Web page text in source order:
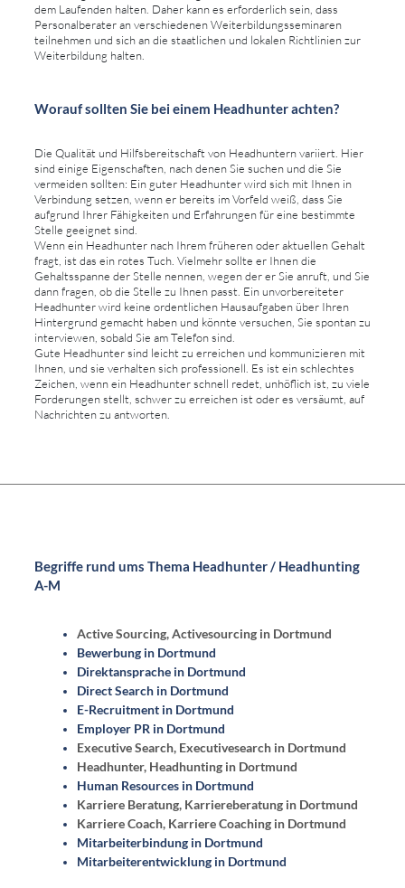
dem Laufenden halten. Daher kann es erforderlich sein, dass
Personalberater an verschiedenen Weiterbildungsseminaren
teilnehmen und sich an die staatlichen und lokalen Richtlinien zur
Weiterbildung halten.
Worauf sollten Sie bei einem Headhunter achten?
Die Qualität und Hilfsbereitschaft von Headhuntern variiert. Hier
sind einige Eigenschaften, nach denen Sie suchen und die Sie
vermeiden sollten: Ein guter Headhunter wird sich mit Ihnen in
Verbindung setzen, wenn er bereits im Vorfeld weiß, dass Sie
aufgrund Ihrer Fähigkeiten und Erfahrungen für eine bestimmte
Stelle geeignet sind.
Wenn ein Headhunter nach Ihrem früheren oder aktuellen Gehalt
fragt, ist das ein rotes Tuch. Vielmehr sollte er Ihnen die
Gehaltsspanne der Stelle nennen, wegen der er Sie anruft, und Sie
dann fragen, ob die Stelle zu Ihnen passt. Ein unvorbereiteter
Headhunter wird keine ordentlichen Hausaufgaben über Ihren
Hintergrund gemacht haben und könnte versuchen, Sie spontan zu
interviewen, sobald Sie am Telefon sind.
Gute Headhunter sind leicht zu erreichen und kommunizieren mit
Ihnen, und sie verhalten sich professionell. Es ist ein schlechtes
Zeichen, wenn ein Headhunter schnell redet, unhöflich ist, zu viele
Forderungen stellt, schwer zu erreichen ist oder es versäumt, auf
Nachrichten zu antworten.
Begriffe rund ums Thema Headhunter / Headhunting
A-M
Active Sourcing, Activesourcing in Dortmund
Bewerbung in Dortmund
Direktansprache in Dortmund
Direct Search in Dortmund
E-Recruitment in Dortmund
Employer PR in Dortmund
Executive Search, Executivesearch in Dortmund
Headhunter, Headhunting in Dortmund
Human Resources in Dortmund
Karriere Beratung, Karriereberatung in Dortmund
Karriere Coach, Karriere Coaching in Dortmund
Mitarbeiterbindung in Dortmund
Mitarbeiterentwicklung in Dortmund